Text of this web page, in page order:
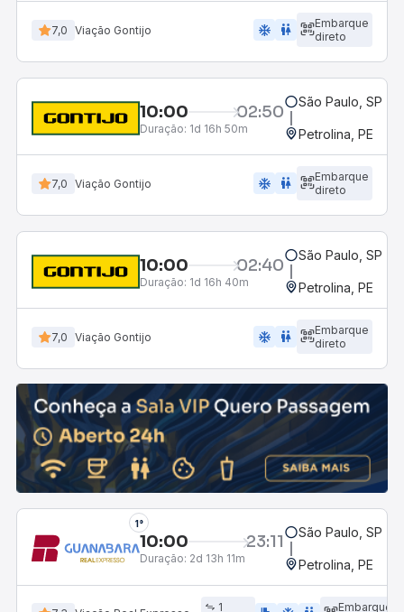
7,0 Viação Gontijo ac_unit wc
Embarque
direto
10:00 02:50
Duração: 1d 16h 50m
São Paulo, SP -
Petrolina, PE
7,0 Viação Gontijo ac_unit wc
Embarque
direto
10:00 02:40
Duração: 1d 16h 40m
São Paulo, SP -
Petrolina, PE
7,0 Viação Gontijo ac_unit wc
Embarque
direto
1°
10:00 23:11
Duração: 2d 13h 11m
São Paulo, SP -
Petrolina, PE
1
Embarque